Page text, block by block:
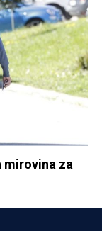
mirovina za